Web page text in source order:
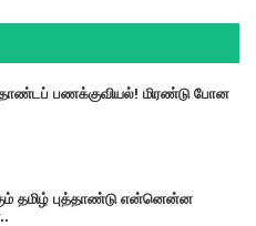
பணக்குவியல்! மிரண்டு போன
தமிழ் புத்தாண்டு என்னென்ன